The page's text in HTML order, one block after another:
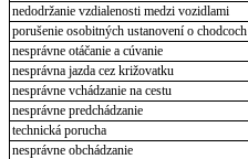
nedodržanie vzdialenosti medzi vozidlami
porušenie osobitných ustanovení o chodcoch
nesprávne otáčanie a cúvanie
nesprávna jazda cez križovatku
nesprávne vchádzanie na cestu
nesprávne predchádzanie
technická porucha
nesprávne obchádzanie